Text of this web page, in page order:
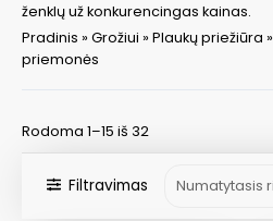
ženklų už konkurencingas kainas.
Pradinis » Grožiui » Plaukų priežiūra »
priemonės
Rodoma 1–15 iš 32
Filtravimas